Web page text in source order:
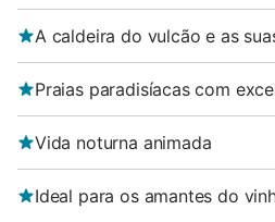
A caldeira do vulcão e as
Praias paradisíacas com
Vida noturna animada
Ideal para os amantes do